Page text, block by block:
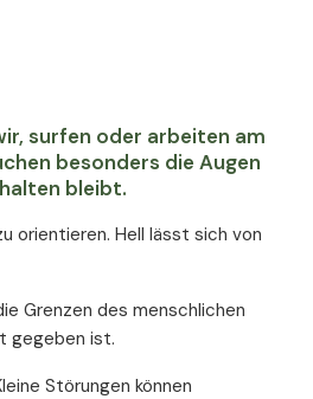
surfen oder arbeiten am
besonders die Augen
bleibt.
orientieren. Hell lässt sich von
Grenzen des menschlichen
gegeben ist.
Störungen können